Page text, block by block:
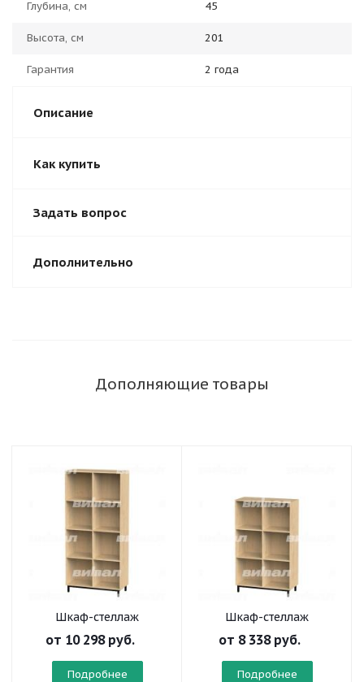
Глубина, см 45
Высота, см 201
Гарантия 2 года
Описание
Как купить
Задать вопрос
Дополнительно
Дополняющие товары
Шкаф-стеллаж
модульный «Рио» 2х4
от 10 298 руб.
Подробнее
Шкаф-стеллаж
модульный «Рио» 2х3
от 8 338 руб.
Подробнее